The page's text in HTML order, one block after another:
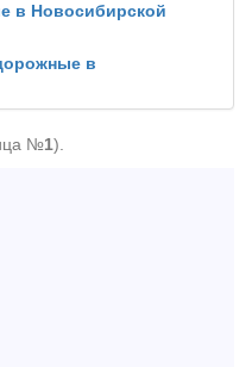
в Новосибирской
в
№1).